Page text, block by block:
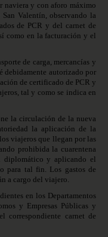
naviera y con aforo máximo
Valentín, observando la
de PCR y del carnet de
como en la facturación y el
de carga, mercancías y
debidamente autorizado por
de certificado de PCR y
tal y como se indica en
la circulación de la nueva
la aplicación de la
viajeros que llegan por las
prohibida la cuarentena
diplomático y aplicando el
para tal fin. Los gastos de
a cargo del viajero.
en los Departamentos
y Empresas Públicas y
correspondiente carnet de